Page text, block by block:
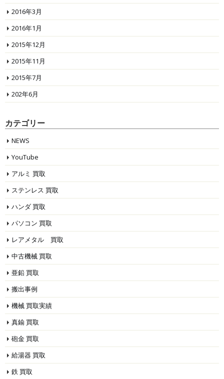
2016年3月
2016年1月
2015年12月
2015年11月
2015年7月
202年6月
カテゴリー
NEWS
YouTube
アルミ 買取
ステンレス 買取
ハンダ 買取
パソコン 買取
レアメタル 買取
中古機械 買取
亜鉛 買取
搬出事例
機械 買取実績
真鍮 買取
砲金 買取
給湯器 買取
鉄 買取